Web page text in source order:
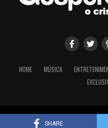
SHARE
HOME MÚSICA
Copyright © 2008-